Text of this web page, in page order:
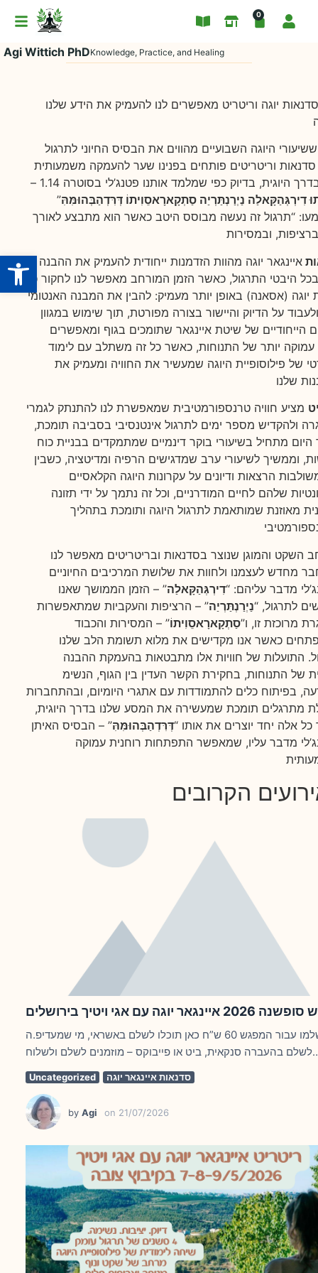
Open toolbar
0
Agi Wittich PhDKnowledge, Practice, and Healing
יוגה וריטריט מאפשרים לנו להעמיק את הידע שלנו
היוגה השבועיים מהווים את הבסיס החיוני לתרגול
סדנאות וריטריטים פותחים בפנינו שער להעמקה משמעותית
יותר בדרך היוגית, בדיוק כפי שמלמד אותנו פטנג’לי בסוטרה 1.14 –
דִירְגְּהַקָּאלַה נַיְרַנְתַּרְיַה סַתְקָארָאסֵוִיתוֹ דְּרִּדְהַבְּהוּמִּהִּ”
“תרגול זה נעשה מבוסס היטב כאשר הוא מתבצע לאורך
איינגאר יוגה מהוות הזדמנות ייחודית להעמיק את ההבנה
היבטי התרגול, כאשר הזמן המורחב מאפשר לנו לחקור כל
יוגה (אסאנה) באופן יותר מעמיק: להבין את המבנה האנטומי
על הדיוק והיישור בצורה מפורטת, תוך שימוש במגוון
הייחודיים של שיטת איינגאר שתומכים בגוף ומאפשרים
יותר של התנוחות, כאשר כל זה משתלב עם לימוד
של פילוסופיית היוגה שמעשיר את החוויה ומעמיק את
מציע חוויה טרנספורמטיבית שמאפשרת לנו להתנתק לגמרי
ולהקדיש מספר ימים לתרגול אינטנסיבי בסביבה תומכת,
מתחיל בשיעורי בוקר דינמיים שמתמקדים בבניית כוח
וממשיך לשיעורי ערב שמדגישים הרפיה ומדיטציה, כשבין
הרצאות ודיונים על עקרונות היוגה הקלאסיים
שלהם לחיים המודרניים, וכל זה נתמך על ידי תזונה
מאוזנת שמותאמת לתרגול היוגה ותומכת בתהליך
השקט והמוגן שנוצר בסדנאות ובריטריטים מאפשר לנו
מחדש לעצמנו ולחוות את שלושת המרכיבים החיוניים
מדבר עליהם: “דִירְגְּהַקָּאלַה” – הזמן הממושך שאנו
לתרגול, “נַיְרַנְתַּרְיַה” – הרציפות והעקביות שמתאפשרות
מרוכזת זו, ו”סַתְקָארָאסֵוִיתוֹ” – המסירות והכבוד
כאשר אנו מקדישים את מלוא תשומת הלב שלנו
התועלות של חוויות אלו מתבטאות בהעמקת ההבנה
של התנוחות, בחקירת הקשר העדין בין הגוף, הנשימ
בפיתוח כלים להתמודדות עם אתגרי היומיום, ובהתחברות
מתרגלים תומכת שמעשירה את המסע שלנו בדרך היוגית,
אלה יחד יוצרים את אותו “דְּרִּדְהַבְּהוּמִּהִּ” – הבסיס האיתן
מדבר עליו, שמאפשר התפתחות רוחנית עמוקה
הקרובים
איינגאר יוגה עם אגי ויטיך בירושלים
Uncategorized סדנאות איינגאר יוגה
שלמו עבור המפגש 60 ש”ח כאן תוכלו לשלם באשראי, מי שמעדיפ.ה
מוזמנים לשלם ולשלוח…
by Agi on 21/07/2026